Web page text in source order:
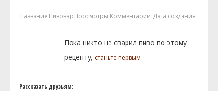
Название Пивовар Просмотры Комментарии Дата создания
Пока никто не сварил пиво по этому
рецепту, станьте первым
Рассказать друзьям: